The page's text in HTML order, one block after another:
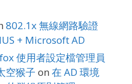
802.1x 無線網路驗證
+ Microsoft AD
使用者設定檔管理員
空猴子 on 在 AD 環境